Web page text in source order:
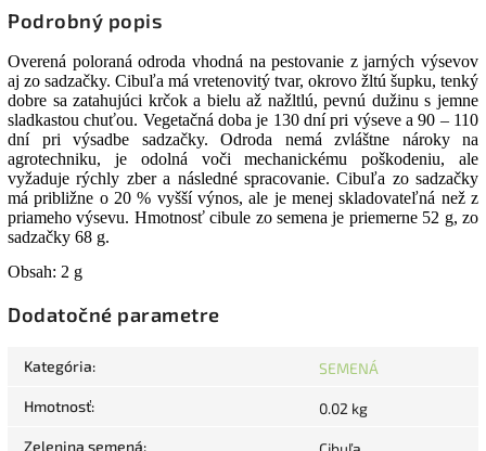
Podrobný popis
Overená poloraná odroda vhodná na pestovanie z jarných výsevov
aj zo sadzačky. Cibuľa má vretenovitý tvar, okrovo žltú šupku, tenký
dobre sa zatahujúci krčok a bielu až nažltlú, pevnú dužinu s jemne
sladkastou chuťou. Vegetačná doba je 130 dní pri výseve a 90 – 110
dní pri výsadbe sadzačky. Odroda nemá zvláštne nároky na
agrotechniku, je odolná voči mechanickému poškodeniu, ale
vyžaduje rýchly zber a následné spracovanie. Cibuľa zo sadzačky
má približne o 20 % vyšší výnos, ale je menej skladovateľná než z
priameho výsevu. Hmotnosť cibule zo semena je priemerne 52 g, zo
sadzačky 68 g.
Obsah: 2 g
Dodatočné parametre
Kategória: SEMENÁ
Hmotnosť: 0.02 kg
Zelenina semená: